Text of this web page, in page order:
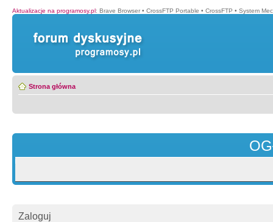
Aktualizacje na programosy.pl: Brave Browser • CrossFTP Portable • CrossFTP • System
Strona główna
Zaloguj